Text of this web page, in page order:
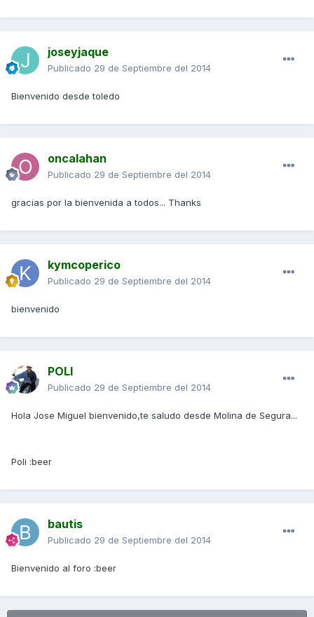
joseyjaque
Publicado 29 de Septiembre del 2014
Bienvenido desde toledo
oncalahan
Publicado 29 de Septiembre del 2014
gracias por la bienvenida a todos... Thanks
kymcoperico
Publicado 29 de Septiembre del 2014
bienvenido
POLI
Publicado 29 de Septiembre del 2014
Hola Jose Miguel bienvenido,te saludo desde Molina de Segura...
Poli :beer
bautis
Publicado 29 de Septiembre del 2014
Bienvenido al foro :beer